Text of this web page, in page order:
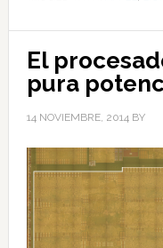
El
pura
14 NOVIEMBRE, 2014BY